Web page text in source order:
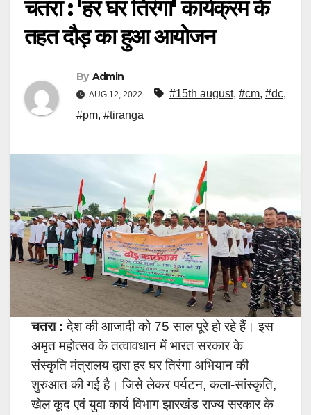
चतरा : 'हर घर तिरंगा' कार्यक्रम के
तहत दौड़ का हुआ आयोजन
By Admin
AUG 12, 2022 #15th august, #cm, #dc,
#pm, #tiranga
चतरा :देश की आजादी को 75 साल पूरे हो रहे हैं। इस
अमृत महोत्सव के तत्वावधान में भारत सरकार के
संस्कृति मंत्रालय द्वारा हर घर तिरंगा अभियान की
शुरुआत की गई है। जिसे लेकर पर्यटन, कला-सांस्कृति,
खेल कूद एवं युवा कार्य विभाग झारखंड राज्य सरकार के